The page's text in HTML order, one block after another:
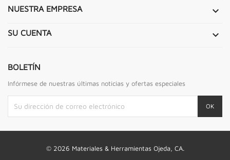
NUESTRA EMPRESA 
SU CUENTA 
BOLETÍN
Infórmese de nuestras últimas noticias y ofertas especiales
© 2026 Materiales & Herramientas Ojeda, CA.